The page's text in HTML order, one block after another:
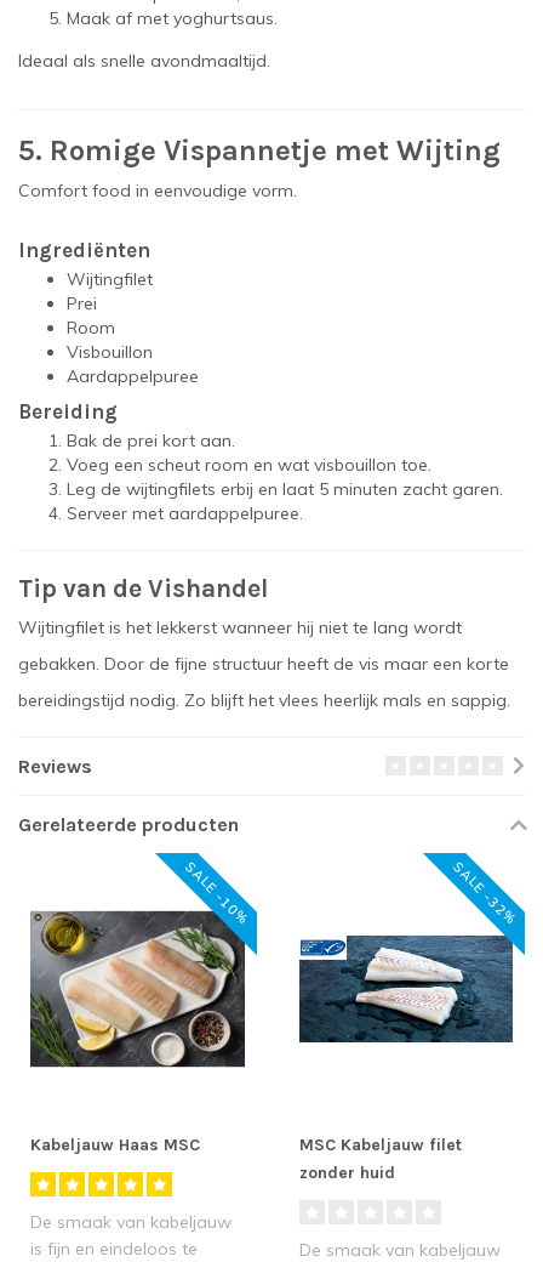
Maak af met yoghurtsaus.
Ideaal als snelle avondmaaltijd.
5. Romige Vispannetje met Wijting
Comfort food in eenvoudige vorm.
Ingrediënten
Wijtingfilet
Prei
Room
Visbouillon
Aardappelpuree
Bereiding
Bak de prei kort aan.
Voeg een scheut room en wat visbouillon toe.
Leg de wijtingfilets erbij en laat 5 minuten zacht garen.
Serveer met aardappelpuree.
Tip van de Vishandel
Wijtingfilet is het lekkerst wanneer hij niet te lang wordt
gebakken. Door de fijne structuur heeft de vis maar een korte
bereidingstijd nodig. Zo blijft het vlees heerlijk mals en sappig.
Reviews
Gerelateerde producten
SALE -10%
Kabeljauw Haas MSC
De smaak van kabeljauw
is fijn en eindeloos te
SALE -32%
MSC Kabeljauw filet
zonder huid
De smaak van kabeljauw